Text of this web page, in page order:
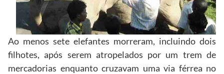
Ao menos sete elefantes morreram, incluindo dois
filhotes, após serem atropelados por um trem de
mercadorias enquanto cruzavam uma via férrea no